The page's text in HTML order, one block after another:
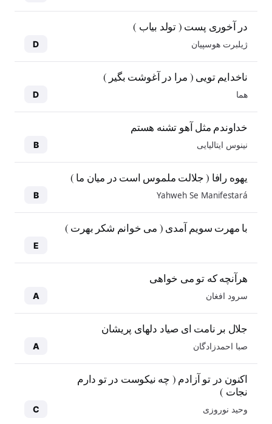
در آخوری پست ( تولد بیاب )
ژیلبرت هوسپیان D
ناخدایم تویی ( مرا در آغوشت بگیر )
هما D
خداوندم مثل آهو تشنه هستم
نینوس ایتالیایی B
یهوه رافا ( جلالت ملموس است در میان ما )
Yahweh Se Manifestará
B
با مهرت سویم آمدی ( می خوانم شکر بهرت )
E
هرآنچه که تو می خواهی
سرود افغان A
جلال بر نامت ای صیاد دلهای پریشان
صبا احمدزادگان A
اکنون در تو آزادم ( چه نیکوست در تو دارم
نجات )
وحید نوروزی C